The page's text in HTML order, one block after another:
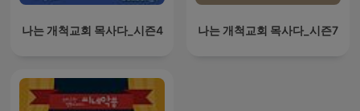
나는 개척교회 목사다_시즌4 나는 개척교회 목사다_시즌7